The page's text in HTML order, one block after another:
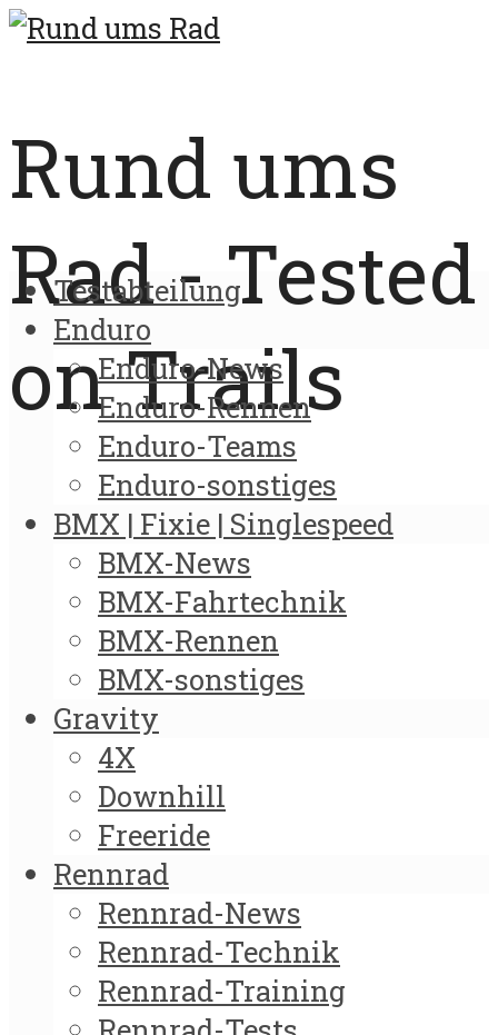
Rund ums
Rad - Tested
on Trails
Testabteilung
Enduro
Enduro-News
Enduro-Rennen
Enduro-Teams
Enduro-sonstiges
BMX | Fixie | Singlespeed
BMX-News
BMX-Fahrtechnik
BMX-Rennen
BMX-sonstiges
Gravity
4X
Downhill
Freeride
Rennrad
Rennrad-News
Rennrad-Technik
Rennrad-Training